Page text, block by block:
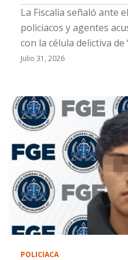
La Fiscalia señaló ante
policiacos y agentes
con la célula delictiva de
Julio 31, 2026
POLICIACA